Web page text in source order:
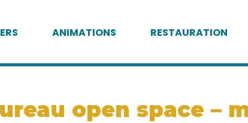
ANIMATIONS RESTAURATION
open space –